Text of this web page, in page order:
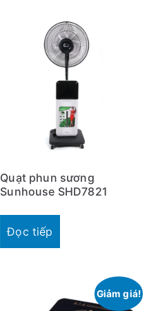
Quạt phun sương
Sunhouse SHD7821
Đọc tiếp
Giảm giá!